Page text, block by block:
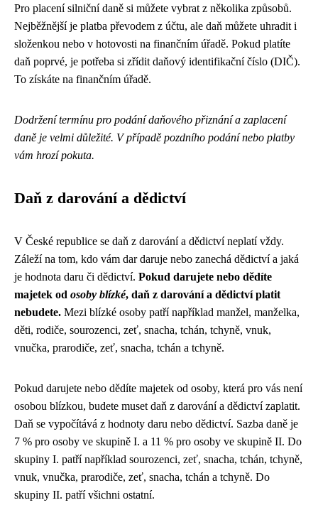
Pro placení silniční daně si můžete vybrat z několika způsobů.
Nejběžnější je platba převodem z účtu, ale daň můžete uhradit i
složenkou nebo v hotovosti na finančním úřadě. Pokud platíte
daň poprvé, je potřeba si zřídit daňový identifikační číslo (DIČ).
To získáte na finančním úřadě.
Dodržení termínu pro podání daňového přiznání a zaplacení
daně je velmi důležité. V případě pozdního podání nebo platby
vám hrozí pokuta.
Daň z darování a dědictví
V České republice se daň z darování a dědictví neplatí vždy.
Záleží na tom, kdo vám dar daruje nebo zanechá dědictví a jaká
je hodnota daru či dědictví. Pokud darujete nebo dědíte
majetek od osoby blízké, daň z darování a dědictví platit
nebudete. Mezi blízké osoby patří například manžel, manželka,
děti, rodiče, sourozenci, zeť, snacha, tchán, tchyně, vnuk,
vnučka, prarodiče, zeť, snacha, tchán a tchyně.
Pokud darujete nebo dědíte majetek od osoby, která pro vás není
osobou blízkou, budete muset daň z darování a dědictví zaplatit.
Daň se vypočítává z hodnoty daru nebo dědictví. Sazba daně je
7 % pro osoby ve skupině I. a 11 % pro osoby ve skupině II. Do
skupiny I. patří například sourozenci, zeť, snacha, tchán, tchyně,
vnuk, vnučka, prarodiče, zeť, snacha, tchán a tchyně. Do
skupiny II. patří všichni ostatní.